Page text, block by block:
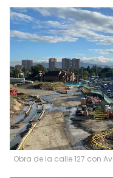
Obra de la calle 127 con